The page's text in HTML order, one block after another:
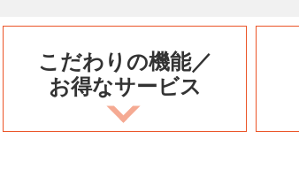
こだわりの機能／
お得なサービス